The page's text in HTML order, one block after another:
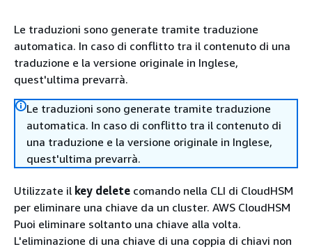
Le traduzioni sono generate tramite traduzione
automatica. In caso di conflitto tra il contenuto di una
traduzione e la versione originale in Inglese,
quest'ultima prevarrà.
Le traduzioni sono generate tramite traduzione
automatica. In caso di conflitto tra il contenuto di
una traduzione e la versione originale in Inglese,
quest'ultima prevarrà.
Utilizzate il key delete comando nella CLI di CloudHSM
per eliminare una chiave da un cluster. AWS CloudHSM
Puoi eliminare soltanto una chiave alla volta.
L'eliminazione di una chiave di una coppia di chiavi non